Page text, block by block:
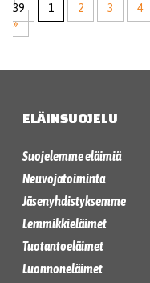
39
1 2 3 4
»
ELÄINSUOJELU
Suojelemme eläimiä
Neuvojatoiminta
Jäsenyhdistyksemme
Lemmikkieläimet
Tuotantoeläimet
Luonnoneläimet